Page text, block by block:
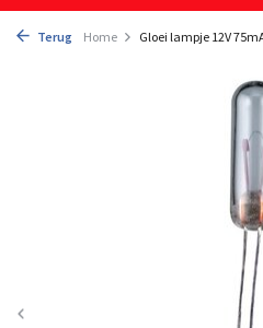
Terug Home Gloei lampje 12V